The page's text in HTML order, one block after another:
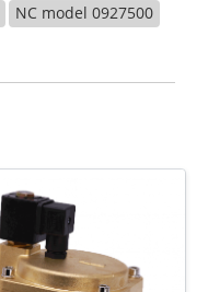
NC model 0927500